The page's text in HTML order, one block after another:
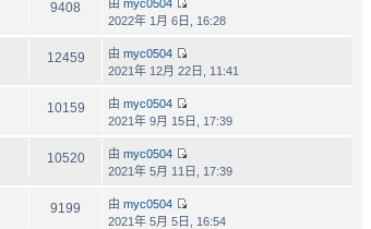
9408 由myc0504
2022年 1月 6日, 16:28
12459 由myc0504
2021年 12月 22日, 11:41
10159 由myc0504
2021年 9月 15日, 17:39
10520 由myc0504
2021年 5月 11日, 17:39
9199 由myc0504
2021年 5月 5日, 16:54